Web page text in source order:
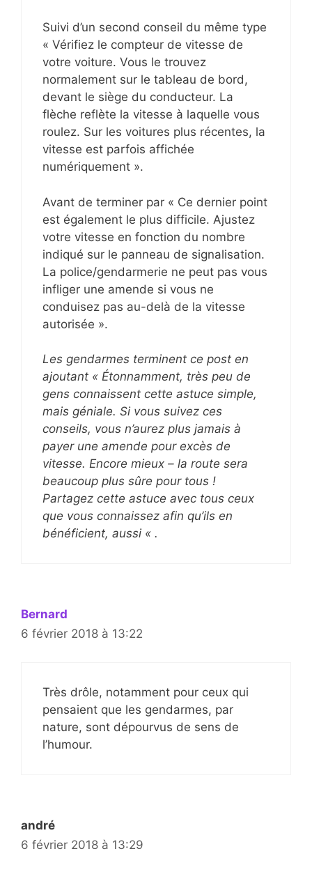
Suivi d’un second conseil du même type
« Vérifiez le compteur de vitesse de
votre voiture. Vous le trouvez
normalement sur le tableau de bord,
devant le siège du conducteur. La
flèche reflète la vitesse à laquelle vous
roulez. Sur les voitures plus récentes, la
vitesse est parfois affichée
numériquement ».
Avant de terminer par « Ce dernier point
est également le plus difficile. Ajustez
votre vitesse en fonction du nombre
indiqué sur le panneau de signalisation.
La police/gendarmerie ne peut pas vous
infliger une amende si vous ne
conduisez pas au-delà de la vitesse
autorisée ».
Les gendarmes terminent ce post en
ajoutant « Étonnamment, très peu de
gens connaissent cette astuce simple,
mais géniale. Si vous suivez ces
conseils, vous n’aurez plus jamais à
payer une amende pour excès de
vitesse. Encore mieux – la route sera
beaucoup plus sûre pour tous !
Partagez cette astuce avec tous ceux
que vous connaissez afin qu’ils en
bénéficient, aussi « .
Bernard
6 février 2018 à 13:22
Très drôle, notamment pour ceux qui
pensaient que les gendarmes, par
nature, sont dépourvus de sens de
l’humour.
andré
6 février 2018 à 13:29